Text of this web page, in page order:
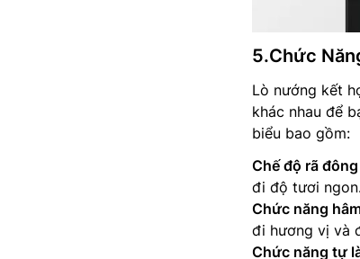
5.Chức
Lò nướng kết
khác nhau để
biểu bao gồm:
Chế độ rã
đi độ tươi
Chức năng
đi hương vị và
Chức năng tự